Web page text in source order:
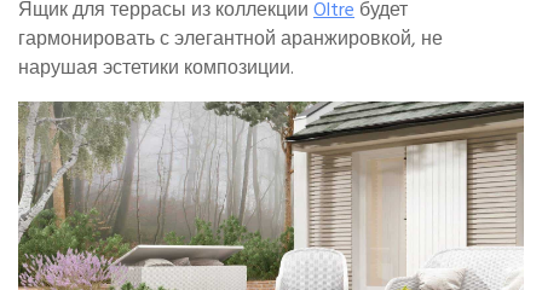
Ящик для террасы из коллекцииOltreбудет
гармонировать с элегантной аранжировкой, не
нарушая эстетики композиции.